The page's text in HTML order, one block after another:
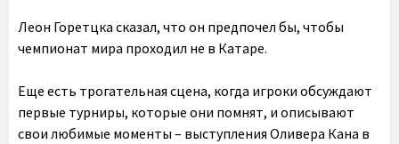
Леон Горетцка сказал, что он предпочел бы, чтобы
чемпионат мира проходил не в Катаре.
Еще есть трогательная сцена, когда игроки обсуждают
первые турниры, которые они помнят, и описывают
свои любимые моменты – выступления Оливера Кана в